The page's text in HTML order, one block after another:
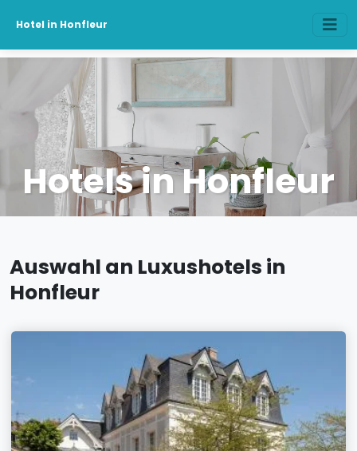
Hotel in Honfleur
Hotels in Honfleur
Auswahl an Luxushotels in
Honfleur